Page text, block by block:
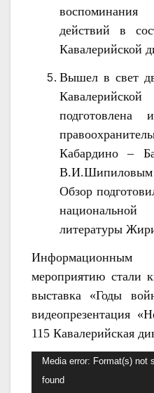
действий в
Кавалерийской
Вышел в свет
подготовлена
Кабардино –
Обзор
литературы
мероприятию стали
выставка «Годы
видеопрезентация
115 Кавалерийская
Видеоплеер
Media error: Format(s) not
found